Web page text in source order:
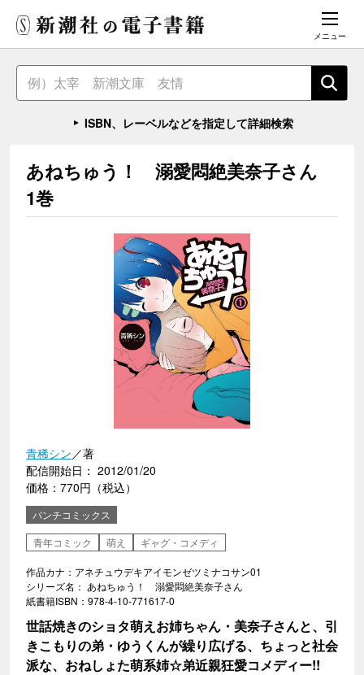
メニュー
ISBN、レーベルなどを指定して詳細検索
あねちゅう！ 溺愛悶絶美奈子さん
1巻
青稀シン／著
配信開始日： 2012/01/20
価格：770円（税込）
バンチコミックス
青年コミック
萌え ギャグ・コメディ
作品カナ：アネチュウデキアイモンゼツミナコサン01
シリーズ名： あねちゅう！ 溺愛悶絶美奈子さん
紙書籍ISBN：978-4-10-771617-0
世話焼きのショタ萌えお姉ちゃん・美奈子さんと、引
きこもりの弟・ゆうくんが繰り広げる、ちょっと社会
派な、おねしょた萌系姉☆弟近親狂愛コメディー!!